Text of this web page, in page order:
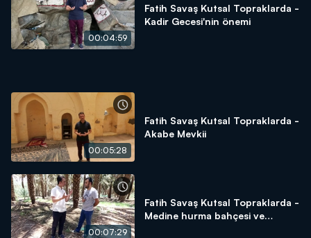
00:04:59
Fatih Savaş Kutsal Topraklarda -
Kadir Gecesi'nin önemi
00:05:28
Fatih Savaş Kutsal Topraklarda -
Akabe Mevkii
00:07:29
Fatih Savaş Kutsal Topraklarda -
Medine hurma bahçesi ve